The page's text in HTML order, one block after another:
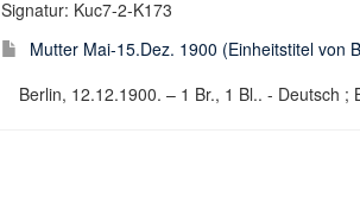
Signatur: Kuc7-2-K173
Mutter Mai-15.Dez. 1900 (Einheitstitel von
Berlin, 12.12.1900. – 1 Br., 1 Bl.. - Deutsch ;